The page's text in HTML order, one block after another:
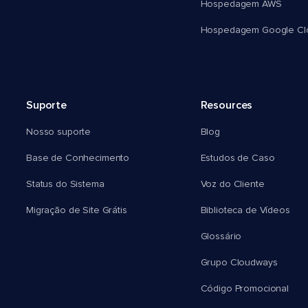
Hospedagem AWS
Hospedagem Google
Suporte
Nosso suporte
Base de Conhecimento
Status do Sistema
Migração de Site Grátis
Resources
Blog
Estudos de Caso
Voz do Cliente
Biblioteca de Vídeos
Glossário
Grupo Cloudways
Código Promocional